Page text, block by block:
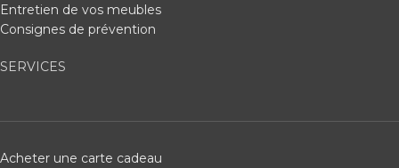
Entretien de vos meubles
Consignes de prévention
SERVICES
Acheter une carte cadeau